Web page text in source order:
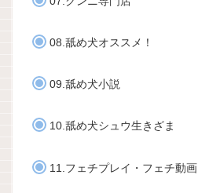
08.舐め犬オススメ！
09.舐め犬小説
10.舐め犬シュウ生きざま
11.フェチプレイ・フェチ動画